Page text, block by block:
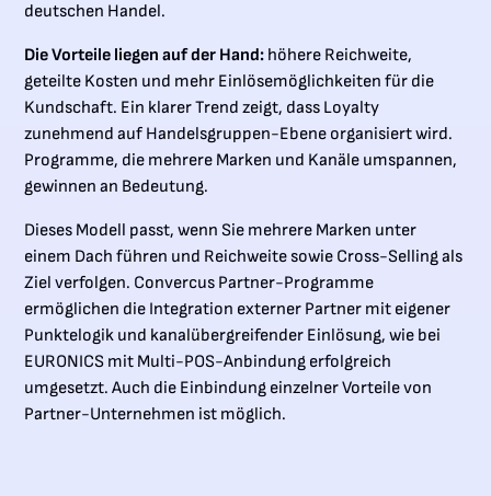
deutschen Handel.
Die Vorteile liegen auf der Hand: höhere Reichweite,
geteilte Kosten und mehr Einlösemöglichkeiten für die
Kundschaft. Ein klarer Trend zeigt, dass Loyalty
zunehmend auf Handelsgruppen-Ebene organisiert wird.
Programme, die mehrere Marken und Kanäle umspannen,
gewinnen an Bedeutung.
Dieses Modell passt, wenn Sie mehrere Marken unter
einem Dach führen und Reichweite sowie Cross-Selling als
Ziel verfolgen. Convercus Partner-Programme
ermöglichen die Integration externer Partner mit eigener
Punktelogik und kanalübergreifender Einlösung, wie bei
EURONICS mit Multi-POS-Anbindung erfolgreich
umgesetzt. Auch die Einbindung einzelner Vorteile von
Partner-Unternehmen ist möglich.